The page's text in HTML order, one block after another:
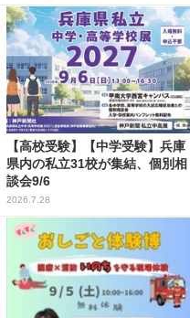
【高校受験】【中学受験】兵庫
県内の私立31校が集結、個別相
談会9/6
2026.7.28